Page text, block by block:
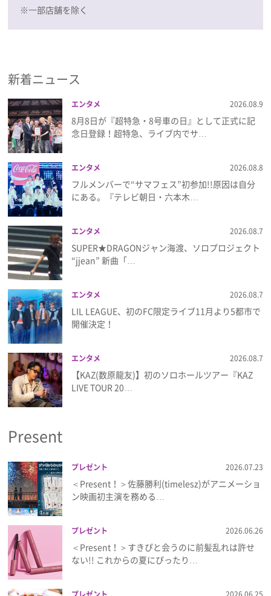
※⼀部店舗を除く
新着ニュース
エンタメ 2026.08.9
8月8日が『超特急・8号車の日』として正式に記
念日登録！超特急、ライブ内でサ…
エンタメ 2026.08.8
フルメンバーで“サマフェス”初参加!!原因は自分
にある。『テレビ朝日・六本木…
エンタメ 2026.08.7
SUPER★DRAGONジャン海渡、ソロプロジェクト
“jjean” 新曲「…
エンタメ 2026.08.7
LIL LEAGUE、初のFC限定ライブ11月より5都市で
開催決定！
エンタメ 2026.08.7
【KAZ(数原龍友)】初のソロホールツアー『KAZ
LIVE TOUR 20…
Present
プレゼント 2026.07.23
＜Present！＞佐藤勝利(timelesz)がアニメーショ
ン映画初主演を務める…
プレゼント 2026.06.26
＜Present！＞すきぴと会うのに前髪乱れは許せ
ない!! これからの夏にぴったり…